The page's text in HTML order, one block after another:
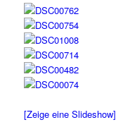
[Zeige eine Slideshow]